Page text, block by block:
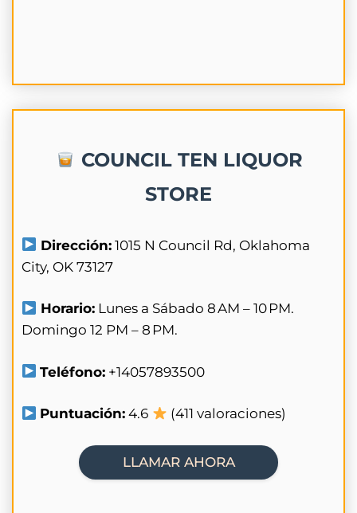
COUNCIL TEN LIQUOR
STORE
Dirección: 1015 N Council Rd, Oklahoma
City, OK 73127
Horario: Lunes a Sábado 8 AM – 10 PM.
Domingo 12 PM – 8 PM.
Teléfono: +14057893500
Puntuación: 4.6 (411 valoraciones)
LLAMAR AHORA